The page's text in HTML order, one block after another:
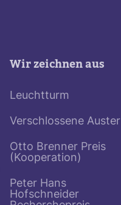
Wir zeichnen aus
Leuchtturm
Verschlossene Auster
Otto Brenner Preis
(Kooperation)
Peter Hans
Hofschneider